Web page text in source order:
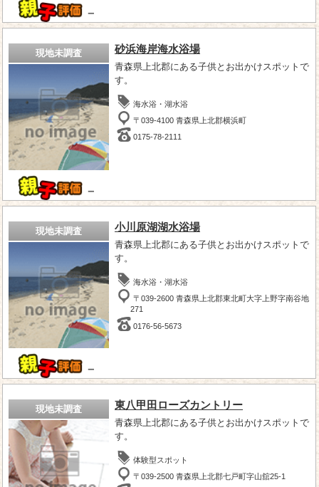
－
現地未調査
－
砂浜海岸海水浴場
青森県上北郡にある子供とお出かけスポットで
す。
海水浴・湖水浴
〒039-4100 青森県上北郡横浜町
0175-78-2111
現地未調査
－
小川原湖湖水浴場
青森県上北郡にある子供とお出かけスポットで
す。
海水浴・湖水浴
〒039-2600 青森県上北郡東北町大字上野字南谷地
271
0176-56-5673
現地未調査 東八甲田ローズカントリー
青森県上北郡にある子供とお出かけスポットで
す。
体験型スポット
〒039-2500 青森県上北郡七戸町字山舘25-1